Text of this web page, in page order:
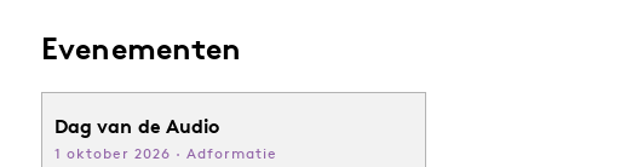
Evenementen
Dag van de Audio
1 oktober 2026 · Adformatie